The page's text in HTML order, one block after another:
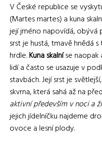
V České republice se
(Martes martes) a kuna
její jméno napovídá, obývá
srst je hustá, tmavě hnědá
hrdle.Kuna skalníse naopak
lidí a často se usazuje v
stavbách. Její srst je
skvrna, která sahá až na
aktivní především v noci a
jejich jídelníčku najdeme
ovoce a lesní plody.